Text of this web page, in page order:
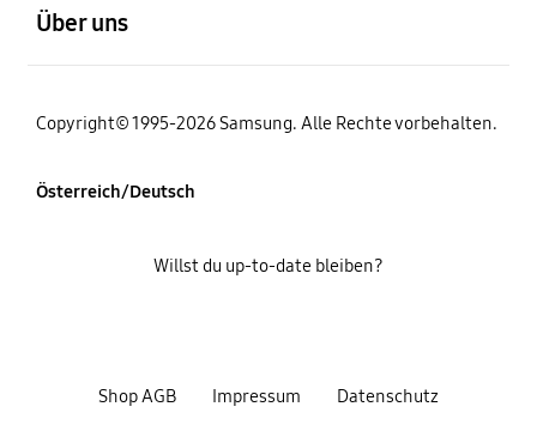
Über uns
Copyright© 1995-2026 Samsung. Alle Rechte vorbehalten.
Österreich/Deutsch
Shop AGB Impressum Datenschutz
Willst du up-to-date bleiben?